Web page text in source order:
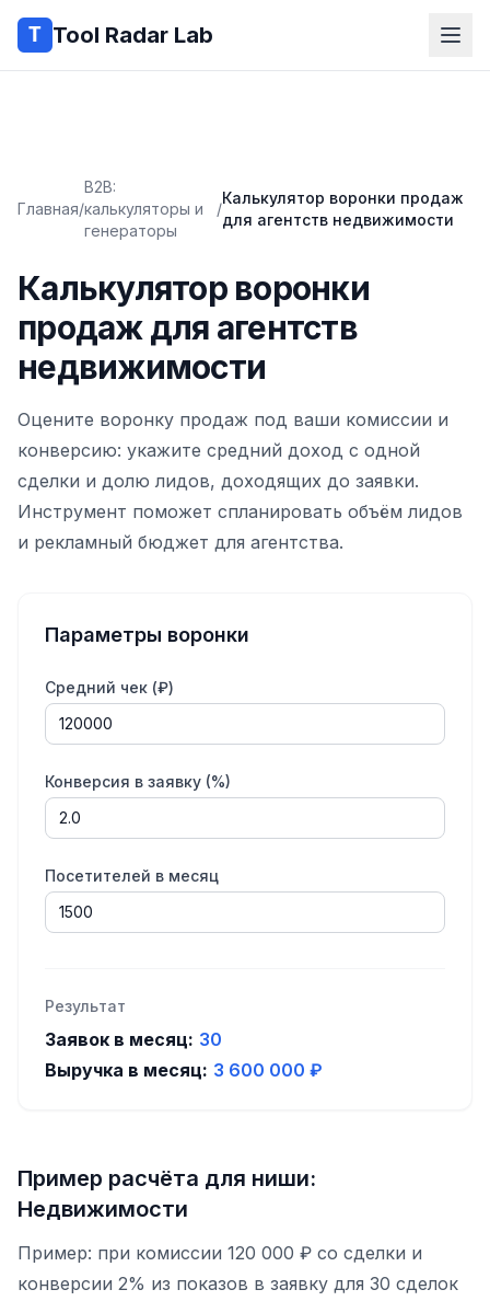
Tool Radar Lab
Главная/
B2B:
калькуляторы и
генераторы
/
Калькулятор воронки продаж
для агентств недвижимости
Калькулятор воронки
продаж для агентств
недвижимости
Оцените воронку продаж под ваши комиссии и
конверсию: укажите средний доход с одной
сделки и долю лидов, доходящих до заявки.
Инструмент поможет спланировать объём лидов
и рекламный бюджет для агентства.
Параметры воронки
Средний чек (₽)
Конверсия в заявку (%)
Посетителей в месяц
Результат
Заявок в месяц: 30
Выручка в месяц: 3 600 000 ₽
Пример расчёта для ниши:
Недвижимости
Пример: при комиссии 120 000 ₽ со сделки и
конверсии 2% из показов в заявку для 30 сделок